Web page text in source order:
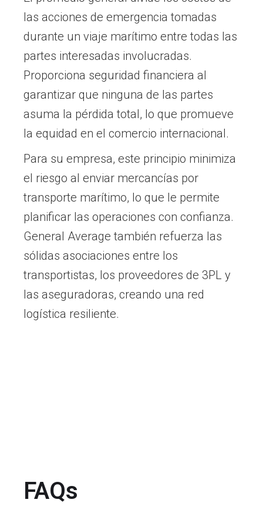
las acciones de emergencia tomadas
durante un viaje marítimo entre todas las
partes interesadas involucradas.
Proporciona seguridad financiera al
garantizar que ninguna de las partes
asuma la pérdida total, lo que promueve
la equidad en el comercio internacional.
Para su empresa, este principio minimiza
el riesgo al enviar mercancías por
transporte marítimo, lo que le permite
planificar las operaciones con confianza.
General Average también refuerza las
sólidas asociaciones entre los
transportistas, los proveedores de 3PL y
las aseguradoras, creando una red
logística resiliente.
FAQs